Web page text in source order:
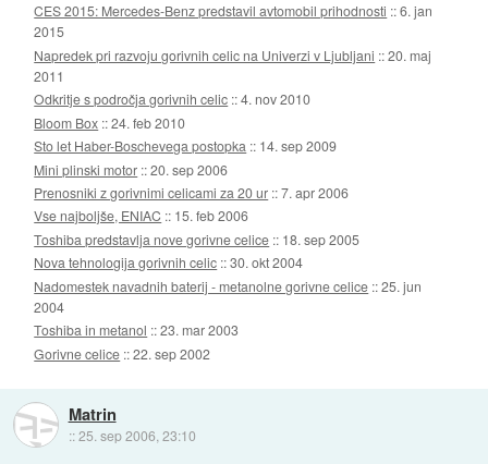
CES 2015: Mercedes-Benz predstavil avtomobil prihodnosti ::6. jan
2015
Napredek pri razvoju gorivnih celic na Univerzi v Ljubljani ::20. maj
2011
Odkritje s področja gorivnih celic ::4. nov 2010
Bloom Box ::24. feb 2010
Sto let Haber-Boschevega postopka :: 14. sep 2009
Mini plinski motor ::20. sep 2006
Prenosniki z gorivnimi celicami za 20 ur ::7. apr 2006
Vse najboljše, ENIAC :: 15. feb 2006
Toshiba predstavlja nove gorivne celice :: 18. sep 2005
Nova tehnologija gorivnih celic ::30. okt 2004
Nadomestek navadnih baterij - metanolne gorivne celice ::25. jun
2004
Toshiba in metanol ::23. mar 2003
Gorivne celice ::22. sep 2002
Matrin
::25. sep 2006, 23:10